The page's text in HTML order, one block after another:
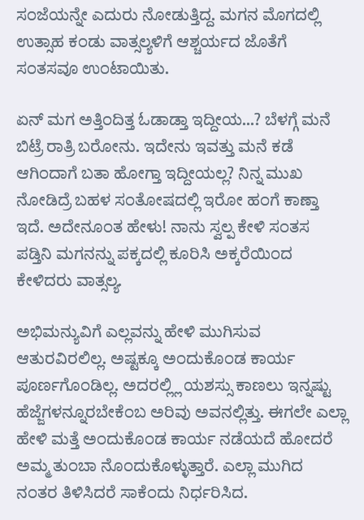
ಸಂಜೆಯನ್ನೇ ಎದುರು ನೋಡುತ್ತಿದ್ದ. ಮಗನ ಮೊಗದಲ್ಲಿ
ಉತ್ಸಾಹ ಕಂಡು ವಾತ್ಸಲ್ಯಳಿಗೆ ಆಶ್ಚರ್ಯದ ಜೊತೆಗೆ
ಸಂತಸವೂ ಉಂಟಾಯಿತು.
ಏನ್ ಮಗ ಅತ್ತಿಂದಿತ್ತ ಓಡಾಡ್ತಾ ಇದ್ದೀಯ…? ಬೆಳಗ್ಗೆ ಮನೆ
ಬಿಟ್ರೆ ರಾತ್ರಿ ಬರೋನು. ಇದೇನು ಇವತ್ತು ಮನೆ ಕಡೆ
ಆಗಿಂದಾಗೆ ಬತಾ ಹೋಗ್ತಾ ಇದ್ದೀಯಲ್ಲ? ನಿನ್ನ ಮುಖ
ನೋಡಿದ್ರೆ ಬಹಳ ಸಂತೋಷದಲ್ಲಿ ಇರೋ ಹಂಗೆ ಕಾಣ್ತಾ
ಇದೆ. ಅದೇನೂಂತ ಹೇಳು! ನಾನು ಸ್ವಲ್ಪ ಕೇಳಿ ಸಂತಸ
ಪಡ್ತಿನಿ ಮಗನನ್ನು ಪಕ್ಕದಲ್ಲಿ ಕೂರಿಸಿ ಅಕ್ಕರೆಯಿಂದ
ಕೇಳಿದರು ವಾತ್ಸಲ್ಯ.
ಅಭಿಮನ್ಯುವಿಗೆ ಎಲ್ಲವನ್ನು ಹೇಳಿ ಮುಗಿಸುವ
ಆತುರವಿರಲಿಲ್ಲ. ಅಷ್ಟಕ್ಕೂ ಅಂದುಕೊಂಡ ಕಾರ್ಯ
ಪೂರ್ಣಗೊಂಡಿಲ್ಲ. ಅದರಲ್ಲ್ಲಿ ಯಶಸ್ಸು ಕಾಣಲು ಇನ್ನಷ್ಟು
ಹೆಜ್ಜೆಗಳನ್ನೂರಬೇಕೆಂಬ ಅರಿವು ಅವನಲ್ಲಿತ್ತು. ಈಗಲೇ ಎಲ್ಲಾ
ಹೇಳಿ ಮತ್ತೆ ಅಂದುಕೊಂಡ ಕಾರ್ಯ ನಡೆಯದೆ ಹೋದರೆ
ಅಮ್ಮ ತುಂಬಾ ನೊಂದುಕೊಳ್ಳುತ್ತಾರೆ. ಎಲ್ಲಾ ಮುಗಿದ
ನಂತರ ತಿಳಿಸಿದರೆ ಸಾಕೆಂದು ನಿರ್ಧರಿಸಿದ.